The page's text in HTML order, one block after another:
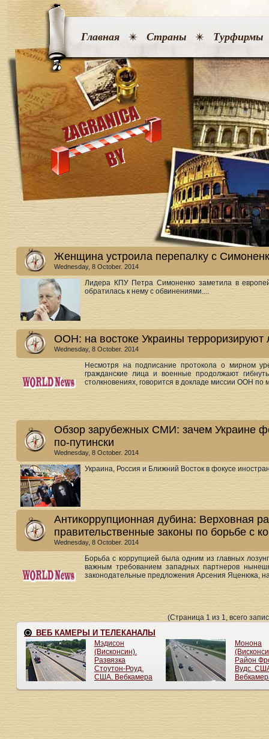
Главная Страны Турфирмы
Женщина устроила перепалку с
Wednesday, 8 October. 2014
Лидера КПУ Петра Симоненко заметила в
обратилась к нему с обвинениями....
ООН: на востоке Украины
Wednesday, 8 October. 2014
Несмотря на подписание протокола о мирном
гражданские лица и военные продолжают
столкновениях, говорится в докладе миссии ООН по
Обзор зарубежных СМИ: зачем Украине
по-путински
Wednesday, 8 October. 2014
Украина, Россия и Ближний Восток в фокусе
Антикоррупционная дубина: Верховная
правительственные законы по борьбе с
Wednesday, 8 October. 2014
Борьба с коррупцией была одним из главных
важным требованием западных партнеров
законодательные предложения Арсения Яценюка,
(Страница 1 из 1, всего